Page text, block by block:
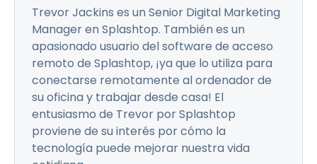
Trevor Jackins es un Senior Digital Marketing
Manager en Splashtop. También es un
apasionado usuario del software de acceso
remoto de Splashtop, ¡ya que lo utiliza para
conectarse remotamente al ordenador de
su oficina y trabajar desde casa! El
entusiasmo de Trevor por Splashtop
proviene de su interés por cómo la
tecnología puede mejorar nuestra vida